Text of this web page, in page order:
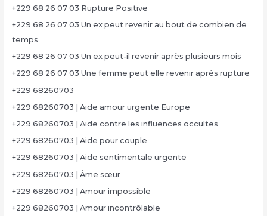
+229 68 26 07 03 Rupture Positive
+229 68 26 07 03 Un ex peut revenir au bout de combien de
temps
+229 68 26 07 03 Un ex peut-il revenir après plusieurs mois
+229 68 26 07 03 Une femme peut elle revenir après rupture
+229 68260703
+229 68260703 | Aide amour urgente Europe
+229 68260703 | Aide contre les influences occultes
+229 68260703 | Aide pour couple
+229 68260703 | Aide sentimentale urgente
+229 68260703 | Âme sœur
+229 68260703 | Amour impossible
+229 68260703 | Amour incontrôlable